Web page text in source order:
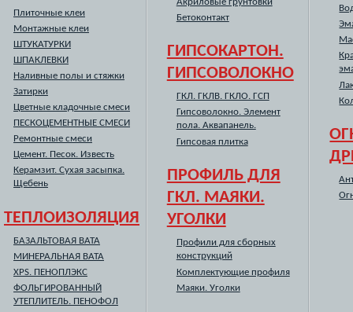
Плиточные клеи
Монтажные клеи
ШТУКАТУРКИ
ШПАКЛЕВКИ
Наливные полы и стяжки
Затирки
Цветные кладочные смеси
ПЕСКОЦЕМЕНТНЫЕ СМЕСИ
Ремонтные смеси
Цемент. Песок. Известь
Керамзит. Сухая засыпка.
Щебень
ТЕПЛОИЗОЛЯЦИЯ
БАЗАЛЬТОВАЯ ВАТА
МИНЕРАЛЬНАЯ ВАТА
XPS. ПЕНОПЛЭКС
ФОЛЬГИРОВАННЫЙ
УТЕПЛИТЕЛЬ. ПЕНОФОЛ
Бетоконтакт
ГИПСОКАРТОН.
ГИПСОВОЛОКНО
ГКЛ. ГКЛВ. ГКЛО. ГСП
Гипсоволокно. Элемент
пола. Аквапанель.
Гипсовая плитка
ПРОФИЛЬ ДЛЯ
ГКЛ. МАЯКИ.
УГОЛКИ
Профили для сборных
конструкций
Комплектующие профиля
Маяки. Уголки